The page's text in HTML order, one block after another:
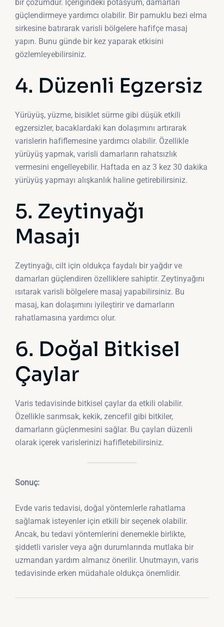
bir çözümdür. İçeriğindeki potasyum, damarları
güçlendirmeye yardımcı olabilir. Bir pamuklu bezi elma
sirkesine batırarak varisli bölgelere hafifçe masaj
yapın. Bunu günde bir kez yaparak etkisini
gözlemleyebilirsiniz.
4. Düzenli Egzersiz
Yürüyüş, yüzme, bisiklet sürme gibi düşük etkili
egzersizler, bacaklardaki kan dolaşımını artırarak
varislerin hafiflemesine yardımcı olabilir. Özellikle
yürüyüş yapmak, varisli damarların rahatsızlık
vermesini engelleyebilir. Haftada en az 3 kez 30 dakika
yürüyüş yapmayı alışkanlık haline getirebilirsiniz.
5. Zeytinyağı
Masajı
Zeytinyağı, cilt için oldukça faydalı bir yağdır ve
damarları güçlendiren özelliklere sahiptir. Zeytinyağını
ısıtarak varisli bölgelere masaj yapabilirsiniz. Bu
masaj, kan dolaşımını iyileştirir ve damarların
rahatlamasına yardımcı olur.
6. Doğal Bitkisel
Çaylar
Varis tedavisinde bitkisel çaylar da etkili olabilir.
Özellikle sarımsak, kekik, zencefil gibi bitkiler,
damarların güçlenmesini sağlar. Bu çayları düzenli
olarak içerek varislerinizi hafifletebilirsiniz.
Sonuç:
Evde varis tedavisi, doğal yöntemlerle rahatlama
sağlamak isteyenler için etkili bir seçenek olabilir.
Ancak, bu tedavi yöntemlerini denemekle birlikte,
şiddetli varisler veya ağrı durumlarında mutlaka bir
uzmandan yardım almanız önerilir. Unutmayın, varis
tedavisinde erken müdahale oldukça önemlidir.